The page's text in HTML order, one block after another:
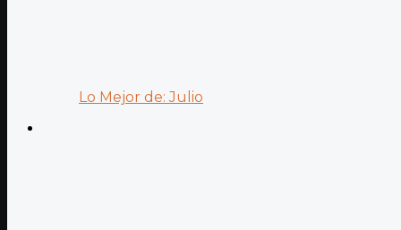
Lo Mejor de: Julio